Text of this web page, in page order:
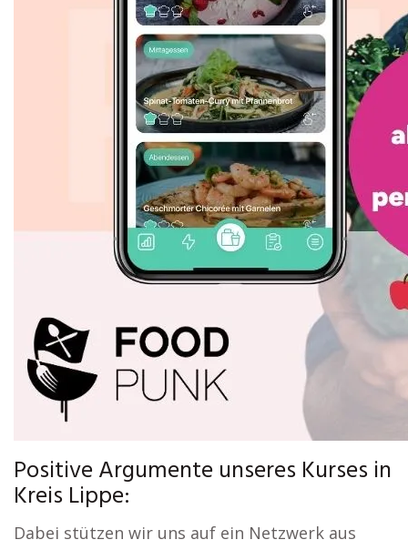
Positive Argumente unseres Kurses in
Kreis Lippe:
Dabei stützen wir uns auf ein Netzwerk aus